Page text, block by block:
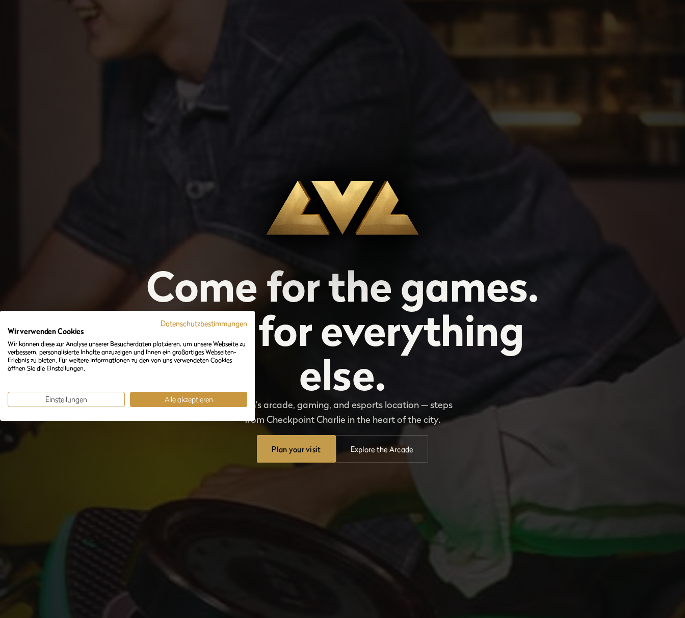
Come for the games.
Stay for everything
else.
Berlin's arcade, gaming, and esports location — steps
from Checkpoint Charlie in the heart of the city.
Plan your visit Explore the Arcade
Datenschutzbestimmungen
Wir verwenden Cookies
Wir können diese zur Analyse unserer Besucherdaten platzieren, um unsere Webseite zu
verbessern, personalisierte Inhalte anzuzeigen und Ihnen ein großartiges Webseiten-
Erlebnis zu bieten. Für weitere Informationen zu den von uns verwendeten Cookies
öffnen Sie die Einstellungen.
Einstellungen Alle akzeptieren